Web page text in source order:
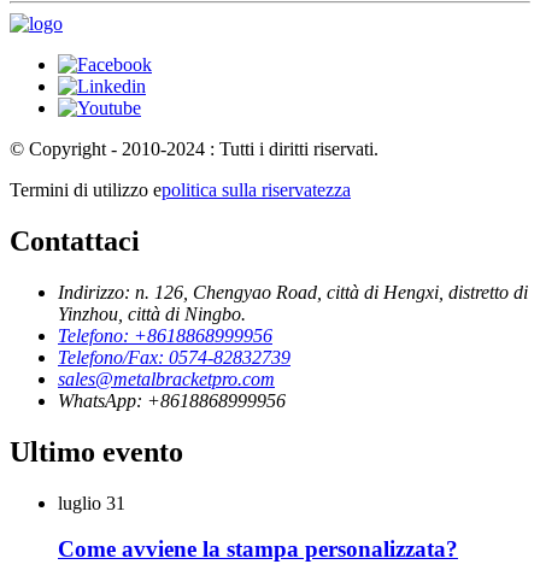
© Copyright - 2010-2024 : Tutti i diritti riservati.
Termini di utilizzo epolitica sulla riservatezza
Contattaci
Indirizzo: n. 126, Chengyao Road, città di Hengxi, distretto di
Yinzhou, città di Ningbo.
Telefono: +8618868999956
Telefono/Fax: 0574-82832739
sales@metalbracketpro.com
WhatsApp: +8618868999956
Ultimo evento
luglio 31
Come avviene la stampa personalizzata?